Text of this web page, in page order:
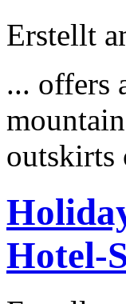
Erstellt
... offers
outskirts
Hotel-